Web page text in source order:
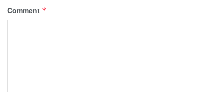
Comment *